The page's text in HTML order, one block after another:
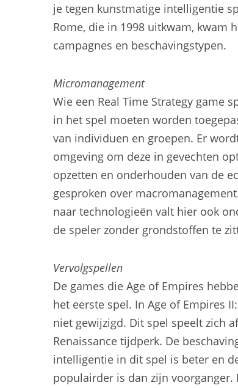
je tegen kunstmatige intelligentie
Rome, die in 1998 uitkwam, kwam
campagnes en beschavingstypen.
Micromanagement
Wie een Real Time Strategy game
in het spel moeten worden
van individuen en groepen. Er
omgeving om deze in gevechten
opzetten en onderhouden van de
gesproken over
naar technologieën valt hier ook
de speler zonder grondstoffen te
Vervolgspellen
De games die Age of Empires
het eerste spel. In Age of Empires
niet gewijzigd. Dit spel speelt zich
Renaissance tijdperk. De
intelligentie in dit spel is beter en
populairder is dan zijn